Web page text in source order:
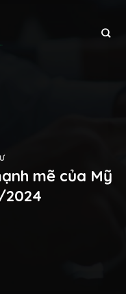
mẽ của Mỹ
2024